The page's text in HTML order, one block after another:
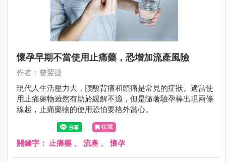
懷孕早期不當使用止痛藥，恐增加流產風險
作者：曾翌捷
現代人生活壓力大，腰酸背痛和頭痛是常見的症狀。適當使
用止痛藥物雖然有助於緩解不適，但是隨著驗孕棒出現兩條
線起，止痛藥物的使用恐怕要格外當心。
收藏
關鍵字： 止痛藥 、 流產 、懷孕